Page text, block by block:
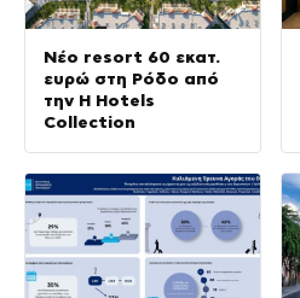
Νέο resort 60 εκατ.
ευρώ στη Ρόδο από
την H Hotels
Collection